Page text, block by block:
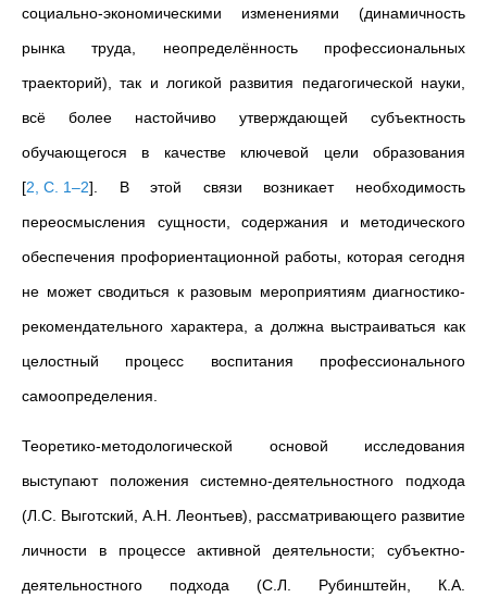
социально-экономическими изменениями (динамичность
рынка труда, неопределённость профессиональных
траекторий), так и логикой развития педагогической науки,
всё более настойчиво утверждающей субъектность
обучающегося в качестве ключевой цели образования
[2, С. 1–2] . В этой связи возникает необходимость
переосмысления сущности, содержания и методического
обеспечения профориентационной работы, которая сегодня
не может сводиться к разовым мероприятиям диагностико-
рекомендательного характера, а должна выстраиваться как
целостный процесс воспитания профессионального
самоопределения.
Теоретико-методологической основой исследования
выступают положения системно-деятельностного подхода
(Л.С. Выготский, А.Н. Леонтьев), рассматривающего развитие
личности в процессе активной деятельности; субъектно-
деятельностного подхода (С.Л. Рубинштейн, К.А.